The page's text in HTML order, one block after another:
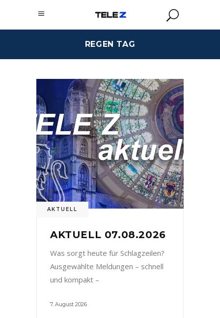
REGEN TAG
AKTUELL
AKTUELL 07.08.2026
Was sorgt heute für Schlagzeilen?
Ausgewählte Meldungen – schnell
und kompakt –
7. August 2026